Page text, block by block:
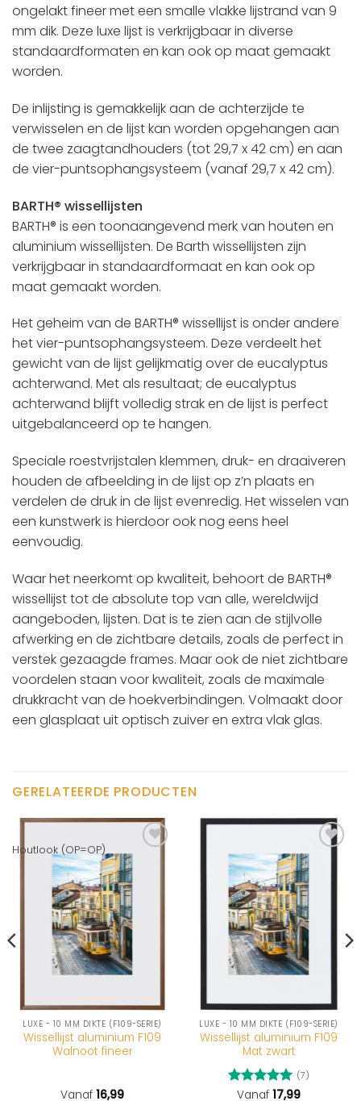
ongelakt fineer met een smalle vlakke lijstrand van 9
mm dik. Deze luxe lijst is verkrijgbaar in diverse
standaardformaten en kan ook op maat gemaakt
worden.
De inlijsting is gemakkelijk aan de achterzijde te
verwisselen en de lijst kan worden opgehangen aan
de twee zaagtandhouders (tot 29,7 x 42 cm) en aan
de vier-puntsophangsysteem (vanaf 29,7 x 42 cm).
BARTH® wissellijsten
BARTH® is een toonaangevend merk van houten en
aluminium wissellijsten. De Barth wissellijsten zijn
verkrijgbaar in standaardformaat en kan ook op
maat gemaakt worden.
Het geheim van de BARTH® wissellijst is onder andere
het vier-puntsophangsysteem. Deze verdeelt het
gewicht van de lijst gelijkmatig over de eucalyptus
achterwand. Met als resultaat; de eucalyptus
achterwand blijft volledig strak en de lijst is perfect
uitgebalanceerd op te hangen.
Speciale roestvrijstalen klemmen, druk- en draaiveren
houden de afbeelding in de lijst op z’n plaats en
verdelen de druk in de lijst evenredig. Het wisselen van
een kunstwerk is hierdoor ook nog eens heel
eenvoudig.
Waar het neerkomt op kwaliteit, behoort de BARTH®
wissellijst tot de absolute top van alle, wereldwijd
aangeboden, lijsten. Dat is te zien aan de stijlvolle
afwerking en de zichtbare details, zoals de perfect in
verstek gezaagde frames. Maar ook de niet zichtbare
voordelen staan voor kwaliteit, zoals de maximale
drukkracht van de hoekverbindingen. Volmaakt door
een glasplaat uit optisch zuiver en extra vlak glas.
GERELATEERDE PRODUCTEN
Houtlook (OP=OP)
LUXE - 10 MM DIKTE (F109-SERIE)
Wissellijst aluminium F109
Walnoot fineer
Vanaf 16,99
LUXE - 10 MM DIKTE (F109-SERIE)
Wissellijst aluminium F109
Mat zwart
Gewaardeerd
(7)
Vanaf 17,99